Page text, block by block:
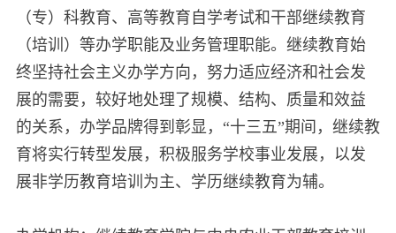
（专）科教育、高等教育自学考试和干部继续教育
（培训）等办学职能及业务管理职能。继续教育始
终坚持社会主义办学方向，努力适应经济和社会发
展的需要，较好地处理了规模、结构、质量和效益
的关系，办学品牌得到彰显，“十三五”期间，继续教
育将实行转型发展，积极服务学校事业发展，以发
展非学历教育培训为主、学历继续教育为辅。